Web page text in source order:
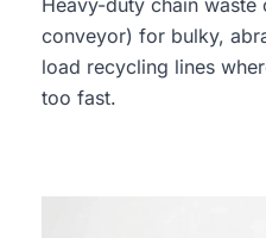
Heavy-duty chain
conveyor) for bulky,
load recycling lines
too fast.